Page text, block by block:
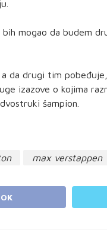
mogao da budem
da drugi tim
izazove o kojima
šampion.
max verstappen